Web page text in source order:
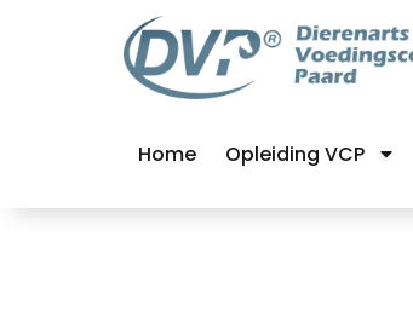
Home Opleiding VCP